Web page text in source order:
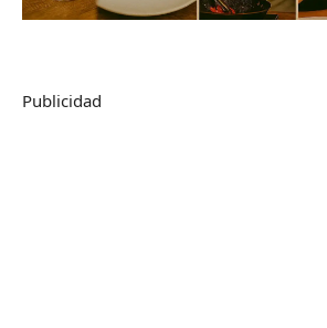
Publicidad